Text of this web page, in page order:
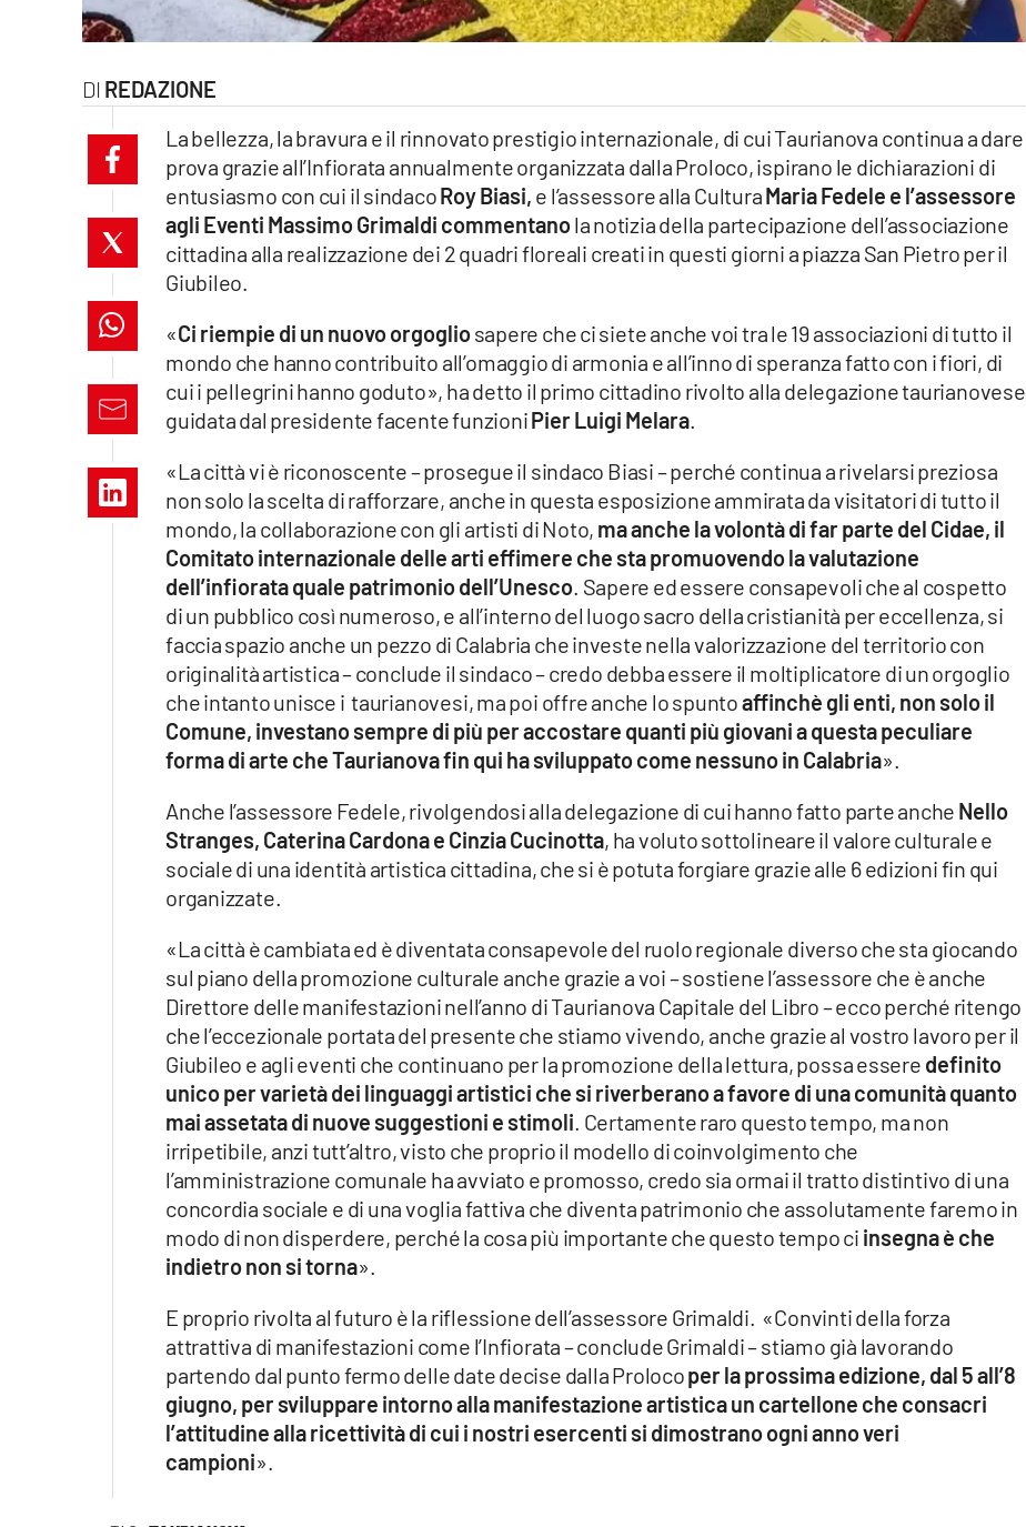
cosenzachannel.it
catanzarochannel.it
lacapitalenews.it
Vai
REDAZIONE
La bellezza, la bravura e il rinnovato prestigio internazionale, di cui Taurianova continua a dare
prova grazie all’Infiorata annualmente organizzata dalla Proloco, ispirano le dichiarazioni di
entusiasmo con cui il sindacoRoy Biasi, e l’assessore alla CulturaMaria Fedele e l’assessore
agli Eventi Massimo Grimaldi commentanola notizia della partecipazione dell’associazione
cittadina alla realizzazione dei 2 quadri floreali creati in questi giorni a piazza San Pietro per il
Giubileo.
«Ci riempie di un nuovo orgogliosapere che ci siete anche voi tra le 19 associazioni di tutto il
mondo che hanno contribuito all’omaggio di armonia e all’inno di speranza fatto con i fiori, di
cui i pellegrini hanno goduto», ha detto il primo cittadino rivolto alla delegazione taurianovese
guidata dal presidente facente funzioniPier Luigi Melara.
«La città vi è riconoscente – prosegue il sindaco Biasi – perché continua a rivelarsi preziosa
non solo la scelta di rafforzare, anche in questa esposizione ammirata da visitatori di tutto il
mondo, la collaborazione con gli artisti di Noto, ma anche la volontà di far parte del Cidae, il
Comitato internazionale delle arti effimere che sta promuovendo la valutazione
dell’infiorata quale patrimonio dell’Unesco. Sapere ed essere consapevoli che al cospetto
di un pubblico così numeroso, e all’interno del luogo sacro della cristianità per eccellenza, si
faccia spazio anche un pezzo di Calabria che investe nella valorizzazione del territorio con
originalità artistica – conclude il sindaco – credo debba essere il moltiplicatore di un orgoglio
che intanto unisce i taurianovesi, ma poi offre anche lo spuntoaffinchè gli enti, non solo il
Comune, investano sempre di più per accostare quanti più giovani a questa peculiare
forma di arte che Taurianova fin qui ha sviluppato come nessuno in Calabria».
Anche l’assessore Fedele, rivolgendosi alla delegazione di cui hanno fatto parte anche Nello
Stranges, Caterina Cardona e Cinzia Cucinotta, ha voluto sottolineare il valore culturale e
sociale di una identità artistica cittadina, che si è potuta forgiare grazie alle 6 edizioni fin qui
organizzate.
«La città è cambiata ed è diventata consapevole del ruolo regionale diverso che sta giocando
sul piano della promozione culturale anche grazie a voi – sostiene l’assessore che è anche
Direttore delle manifestazioni nell’anno di Taurianova Capitale del Libro – ecco perché ritengo
che l’eccezionale portata del presente che stiamo vivendo, anche grazie al vostro lavoro per il
Giubileo e agli eventi che continuano per la promozione della lettura, possa essere definito
unico per varietà dei linguaggi artistici che si riverberano a favore di una comunità quanto
mai assetata di nuove suggestioni e stimoli. Certamente raro questo tempo, ma non
irripetibile, anzi tutt’altro, visto che proprio il modello di coinvolgimento che
l’amministrazione comunale ha avviato e promosso, credo sia ormai il tratto distintivo di una
concordia sociale e di una voglia fattiva che diventa patrimonio che assolutamente faremo in
modo di non disperdere, perché la cosa più importante che questo tempo ci insegna è che
indietro non si torna».
E proprio rivolta al futuro è la riflessione dell’assessore Grimaldi. «Convinti della forza
attrattiva di manifestazioni come l’Infiorata – conclude Grimaldi – stiamo già lavorando
partendo dal punto fermo delle date decise dalla Prolocoper la prossima edizione, dal 5 all’8
giugno, per sviluppare intorno alla manifestazione artistica un cartellone che consacri
l’attitudine alla ricettività di cui i nostri esercenti si dimostrano ogni anno veri
campioni».